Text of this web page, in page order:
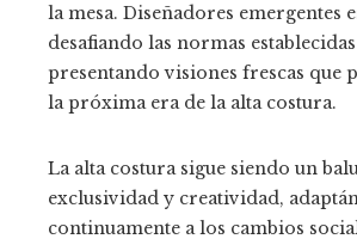
la mesa. Diseñadores emergentes
desafiando las normas
presentando visiones frescas que
la próxima era de la alta costura.
La alta costura sigue siendo un
exclusividad y creatividad,
continuamente a los cambios